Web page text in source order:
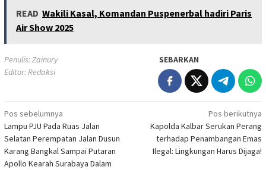
READ Wakili Kasal, Komandan Puspenerbal hadiri Paris
Air Show 2025
Penulis: Zainury
Editor: Redaksi
SEBARKAN
Navigasi
pos
Pos sebelumnya
Lampu PJU Pada Ruas Jalan
Selatan Perempatan Jalan Dusun
Karang Bangkal Sampai Putaran
Apollo Kearah Surabaya Dalam
Pos berikutnya
Kapolda Kalbar Serukan Perang
terhadap Penambangan Emas
Ilegal: Lingkungan Harus Dijaga!